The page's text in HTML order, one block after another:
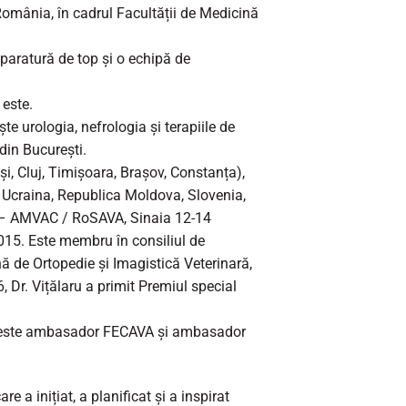
în cadrul Facultății de Medicină
de top și o echipă de
urologia, nefrologia și terapiile de
București.
Cluj, Timișoara, Brașov, Constanța),
Republica Moldova, Slovenia,
/ RoSAVA, Sinaia 12-14
Este membru în consiliul de
de Ortopedie și Imagistică Veterinară,
Dr. Vițălaru a primit Premiul special
ambasador FECAVA și ambasador
a inițiat, a planificat și a inspirat